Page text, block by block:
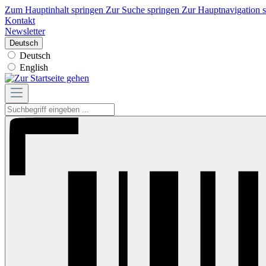
Zum Hauptinhalt springen Zur Suche springen Zur Hauptnavigation
Kontakt
Newsletter
Deutsch
Deutsch
English